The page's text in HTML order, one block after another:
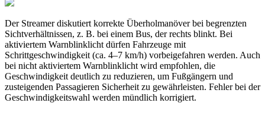
Der Streamer diskutiert korrekte Überholmanöver bei begrenzten
Sichtverhältnissen, z. B. bei einem Bus, der rechts blinkt. Bei
aktiviertem Warnblinklicht dürfen Fahrzeuge mit
Schrittgeschwindigkeit (ca. 4–7 km/h) vorbeigefahren werden. Auch
bei nicht aktiviertem Warnblinklicht wird empfohlen, die
Geschwindigkeit deutlich zu reduzieren, um Fußgängern und
zusteigenden Passagieren Sicherheit zu gewährleisten. Fehler bei der
Geschwindigkeitswahl werden mündlich korrigiert.